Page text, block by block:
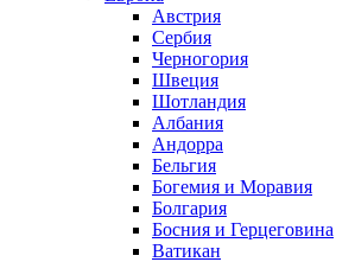
Австрия
Сербия
Черногория
Швеция
Шотландия
Албания
Андорра
Бельгия
Богемия и Моравия
Болгария
Босния и Герцеговина
Ватикан